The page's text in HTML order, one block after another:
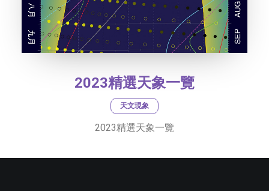
2023精選天象一覽
天文現象
2023精選天象一覽